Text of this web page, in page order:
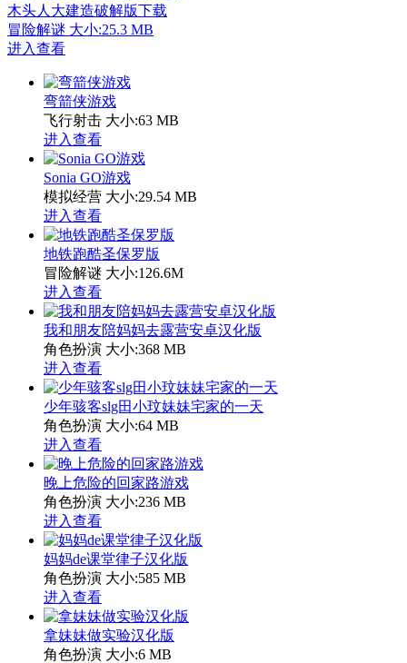
木头人大建造破解版下载
冒险解谜 大小:25.3 MB
进入查看
弯箭侠游戏
飞行射击 大小:63 MB
进入查看
Sonia GO游戏
模拟经营 大小:29.54 MB
进入查看
地铁跑酷圣保罗版
冒险解谜 大小:126.6M
进入查看
我和朋友陪妈妈去露营安卓汉化版
角色扮演 大小:368 MB
进入查看
少年骇客slg田小玟妹妹宅家的一天
角色扮演 大小:64 MB
进入查看
晚上危险的回家路游戏
角色扮演 大小:236 MB
进入查看
妈妈de课堂律子汉化版
角色扮演 大小:585 MB
进入查看
拿妹妹做实验汉化版
角色扮演 大小:6 MB